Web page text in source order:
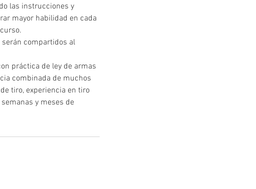
las instrucciones y
mayor habilidad en cada
compartidos al
práctica de ley de armas
combinada de muchos
tiro, experiencia en tiro
y meses de